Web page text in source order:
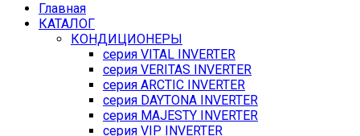
Главная
КАТАЛОГ
КОНДИЦИОНЕРЫ
серия VITAL INVERTER
серия VERITAS INVERTER
серия ARCTIC INVERTER
серия DAYTONA INVERTER
серия MAJESTY INVERTER
серия VIP INVERTER